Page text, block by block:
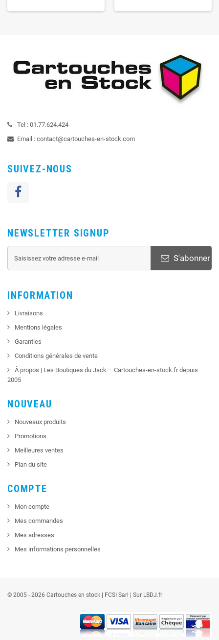
Tel : 01.77.624.424
Email : contact@cartouches-en-stock.com
SUIVEZ-NOUS
NEWSLETTER SIGNUP
S'abonner
INFORMATION
Livraisons
Mentions légales
Garanties
Conditions générales de vente
À propos | Les Boutiques du Jack – Cartouches-en-stock.fr depuis
2005
NOUVEAU
Nouveaux produits
Promotions
Meilleures ventes
Plan du site
COMPTE
Mon compte
Mes commandes
Mes adresses
Mes informations personnelles
© 2005 - 2026 Cartouches en stock | FCSI Sarl | Sur LBDJ.fr